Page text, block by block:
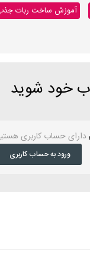
آموزش ساخت ربات
خود شوید
دارای حساب کاربری
ورود به حساب کاربری